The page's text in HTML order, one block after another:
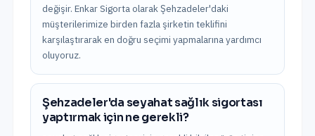
değişir. Enkar Sigorta olarak Şehzadeler'daki
müşterilerimize birden fazla şirketin teklifini
karşılaştırarak en doğru seçimi yapmalarına yardımcı
oluyoruz.
Şehzadeler'da seyahat sağlık sigortası
yaptırmak için ne gerekli?